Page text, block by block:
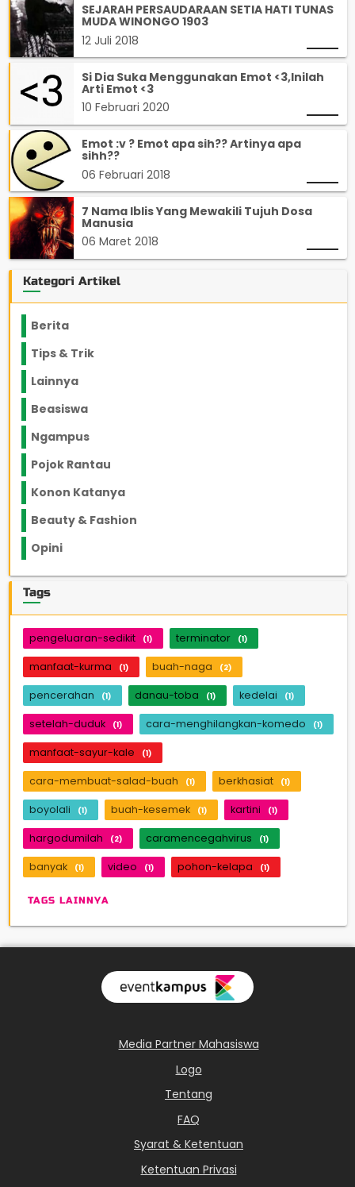
SEJARAH PERSAUDARAAN SETIA HATI TUNAS
MUDA WINONGO 1903
12 Juli 2018
Si Dia Suka Menggunakan Emot <3,Inilah
Arti Emot <3
10 Februari 2020
Emot :v ? Emot apa sih?? Artinya apa
sihh??
06 Februari 2018
7 Nama Iblis Yang Mewakili Tujuh Dosa
Manusia
06 Maret 2018
Kategori Artikel
Berita
Tips & Trik
Lainnya
Beasiswa
Ngampus
Pojok Rantau
Konon Katanya
Beauty & Fashion
Opini
Tags
pengeluaran-sedikit (1) terminator (1)
manfaat-kurma (1) buah-naga (2)
pencerahan (1) danau-toba (1) kedelai (1)
setelah-duduk (1) cara-menghilangkan-komedo (1)
manfaat-sayur-kale (1)
cara-membuat-salad-buah (1) berkhasiat (1)
boyolali (1) buah-kesemek (1) kartini (1)
hargodumilah (2) caramencegahvirus (1)
banyak (1) video (1) pohon-kelapa (1)
TAGS LAINNYA
Media Partner Mahasiswa
Logo
Tentang
FAQ
Syarat & Ketentuan
Ketentuan Privasi